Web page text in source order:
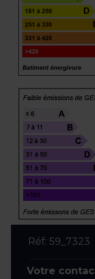
Réf: 59_7323
Votre